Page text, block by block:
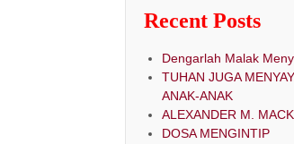
Recent Posts
Dengarlah Malak
TUHAN JUGA
ANAK-ANAK
ALEXANDER M.
DOSA MENGINTIP